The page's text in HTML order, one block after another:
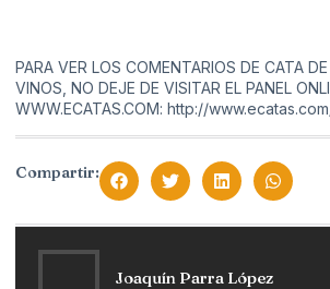
PARA VER LOS COMENTARIOS DE CATA
VINOS, NO DEJE DE VISITAR EL PANEL
WWW.ECATAS.COM: http://
Compartir:
Joaquín Parra López